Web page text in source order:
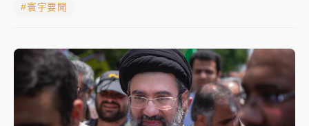
暑假過三周才推「E宿新北打卡趣」！抽獎程序複雜 觀
旅局回應了
中信慈善基金會想增加董事人數！辜仲諒向法院聲請遭
駁 理由曝光
#寰宇要聞